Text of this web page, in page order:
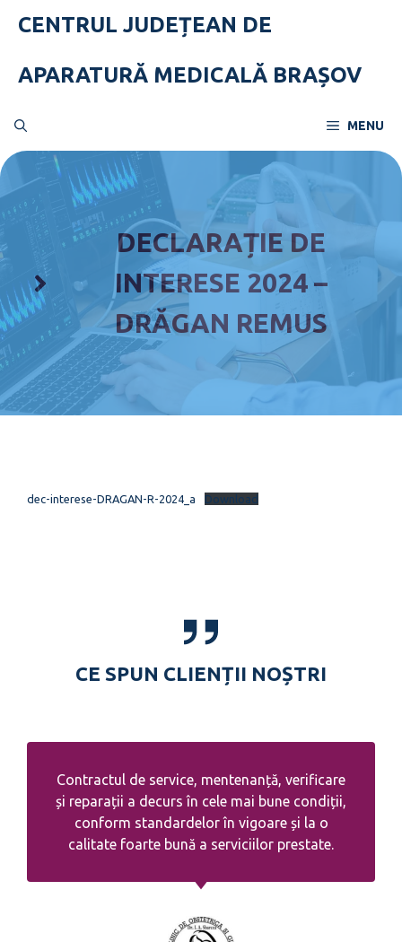
CENTRUL JUDEȚEAN DE
APARATURĂ MEDICALĂ BRAȘOV
MENU
DECLARAȚIE DE
INTERESE 2024 –
DRĂGAN REMUS
dec-interese-DRAGAN-R-2024_a Download
CE SPUN CLIENȚII NOȘTRI
Contractul de service, mentenanță, verificare
și reparații a decurs în cele mai bune condiții,
conform standardelor în vigoare și la o
calitate foarte bună a serviciilor prestate.